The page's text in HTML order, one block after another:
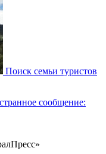
Поиск семьи туристов
сообщение: